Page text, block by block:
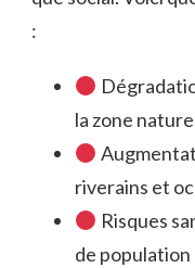
:
la zone
riverains et
Risques
de